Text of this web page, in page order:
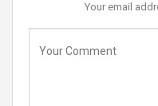
Your email